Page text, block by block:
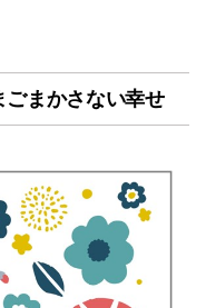
まかさない幸せ